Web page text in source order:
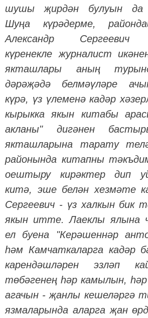
шушы җирдән булуын да
Шуңа күрәдерме,
Александр Сергеевич
күренекле журналист
якташлары аның
дәрәҗәдә белмәүләре
күрә, үз үлеменә кадәр
кырыкка якын китабы
акланы" дигәнен
якташларына тарату
районында китапны
оештыру кирәктер дип
китә, эше белән хезмәте
Сергеевич - үз халкын бик
якын итте. Лаеклы ялына
ел буена "Керәшеннәр
һәм Камчаткаларга кадәр
карендәшләрен эзләп
төбәгенең һәр камылын,
агачын - җанлы кешеләргә
язмаларында аларга җан